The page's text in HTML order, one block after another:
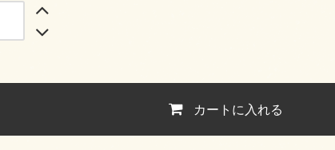
カートに入れる